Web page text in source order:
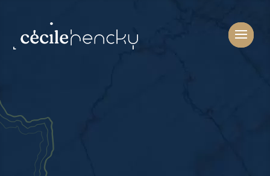
conceptrice de logotype